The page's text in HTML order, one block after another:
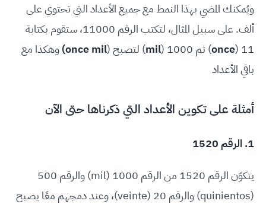
ويُمكنك المضي بهذا النمط مع جميع الأعداد التي تحتوي على
ألف. على سبيل المثال، لتكتب الرقم 11000، ستقوم بكتابة
11 (
once) ثم 1000 ( mil) لتصبح (once mil) وهكذا مع
باقي الأعداد
أمثلة على تكوين الأعداد التي ذكرناها حتى الآن
1. الرقم 1520
يتكوّن الرقم 1520 من الرقم 1000 (mil) والرقم 500
(quinientos) والرقم 20 (veinte)، وعند دمجهم معًا يصبح